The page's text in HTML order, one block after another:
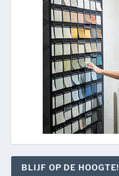
BLIJF OP DE HOOGTE!